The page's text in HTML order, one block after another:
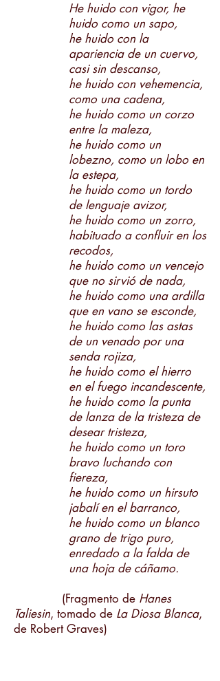
He huido con vigor, he
huido como un sapo,
he huido con la
apariencia de un cuervo,
casi sin descanso,
he huido con vehemencia,
como una cadena,
he huido como un corzo
entre la maleza,
he huido como un
lobezno, como un lobo en
la estepa,
he huido como un tordo
de lenguaje avizor,
he huido como un zorro,
habituado a confluir en los
recodos,
he huido como un vencejo
que no sirvió de nada,
he huido como una ardilla
que en vano se esconde,
he huido como las astas
de un venado por una
senda rojiza,
he huido como el hierro
en el fuego incandescente,
he huido como la punta
de lanza de la tristeza de
desear tristeza,
he huido como un toro
bravo luchando con
fiereza,
he huido como un hirsuto
jabalí en el barranco,
he huido como un blanco
grano de trigo puro,
enredado a la falda de
una hoja de cáñamo.
(Fragmento de Hanes
Taliesin, tomado de La Diosa Blanca,
de Robert Graves)